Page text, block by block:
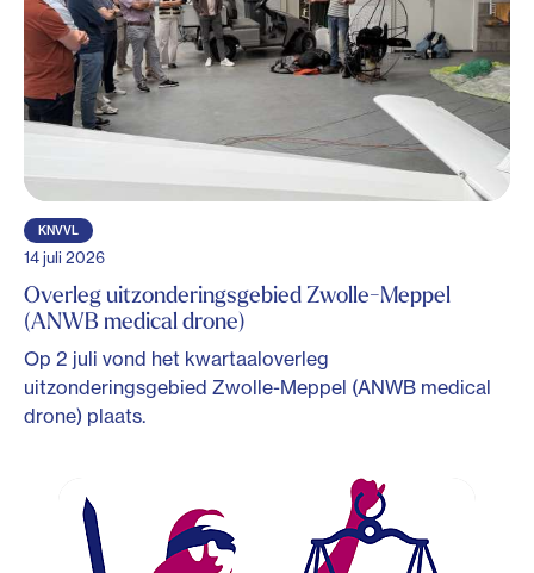
KNVVL
14 juli 2026
Overleg uitzonderingsgebied Zwolle-Meppel
(ANWB medical drone)
Op 2 juli vond het kwartaaloverleg
uitzonderingsgebied Zwolle-Meppel (ANWB medical
drone) plaats.